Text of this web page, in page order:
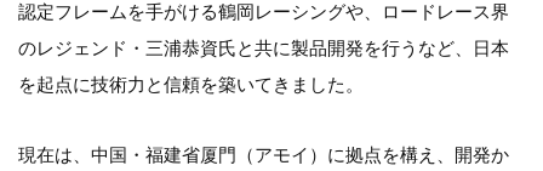
認定フレームを手がける鶴岡レーシングや、ロードレース界
のレジェンド・三浦恭資氏と共に製品開発を行うなど、日本
を起点に技術力と信頼を築いてきました。
現在は、中国・福建省厦門（アモイ）に拠点を構え、開発か